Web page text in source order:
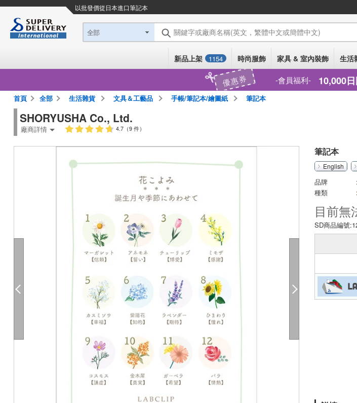
以批發價從日本進口筆記本
全部 關鍵字或廠商名稱(英文，繁體中文或簡體中文)
新品上架 1154 時尚服飾 家具 & 室內裝飾 生活
優惠券 會員福利 10,000
首頁 全部 生活雜貨 文具＆工藝品 手帳/筆記本/繪圖紙 筆記本
SHORYUSHA Co., Ltd.
廠商詳情 4.7（9 件）
筆記本
English
品牌
種類
目前無
SD商品編號